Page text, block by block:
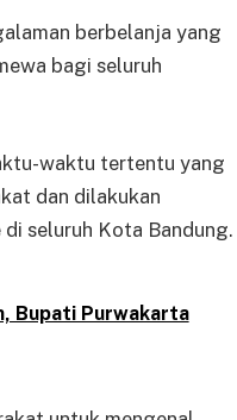
berbelanja yang
bagi seluruh
waktu tertentu yang
dan dilakukan
seluruh Kota Bandung.
Bupati Purwakarta